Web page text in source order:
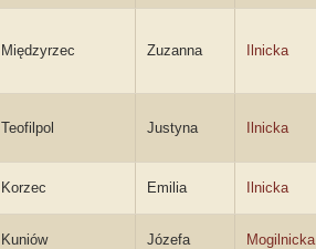
Międzyrzec Zuzanna Ilnicka
Teofilpol Justyna Ilnicka
Korzec Emilia Ilnicka
Kuniów Józefa Mogilnicka